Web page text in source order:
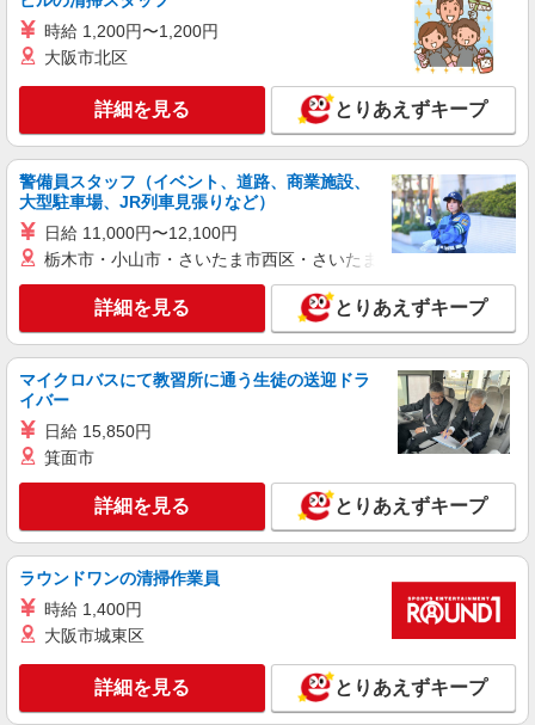
派遣社員
株式会社シエロ
【au】人気機種に詳しくなれる携帯販売
時給1400円〜1500円（経験・能力による） ※
残業代支給 ★交通費別途支給（規定あり） ゜
+゜・。○。・゜+゜・。○。・゜+゜ 入社祝い金10
万円支給(規定有) お友達を紹介頂くと, インセンテ
ィブ支給(規定有) ★月2回払い・週払い可能（規程
有）★ ゜・。○。・゜+゜・。○。・゜+゜
愛知県豊橋市のauショップ
キープ 詳細を見る
派遣社員
株式会社シエロ
【au】の携帯販売スタッフ
時給1500円〜1700円（経験・能力による） ※
残業代支給 ★交通費別途支給（規定あり） ゜
+゜・。○。・゜+゜・。○。・゜+゜ 入社祝い金10
万円支給(規定有) お友達を紹介頂くと, インセンテ
有）★ ゜・。○。・゜+゜・。○。・゜+゜
愛知県豊橋市の携帯ショップ
キープ 詳細を見る
紹介予定派遣
株式会社シエロ
【softbank】の携帯販売スタッフ
時給1500円〜1800円（経験・能力による） ※
残業代支給 ★交通費別途支給（規定あり） ゜
+゜・。○。・゜+゜・。○。・゜+゜ 入社祝い金10
有）★ ゜・。○。・゜+゜・。○。・゜+゜
愛知県豊橋市のsoftbankショップ
詳細を見る
時給 1,200円〜1,200円
大阪市北区
詳細を見る とりあえずキープ
警備員スタッフ（イベント、道路、商業施設、
大型駐車場、JR列車見張りなど）
日給 11,000円〜12,100円
栃木市・小山市・さいたま市西区・さいたま市岩槻区・久喜市・
詳細を見る とりあえずキープ
マイクロバスにて教習所に通う生徒の送迎ドラ
イバー
日給 15,850円
箕面市
詳細を見る とりあえずキープ
ラウンドワンの清掃作業員
時給 1,400円
大阪市城東区
詳細を見る とりあえずキープ